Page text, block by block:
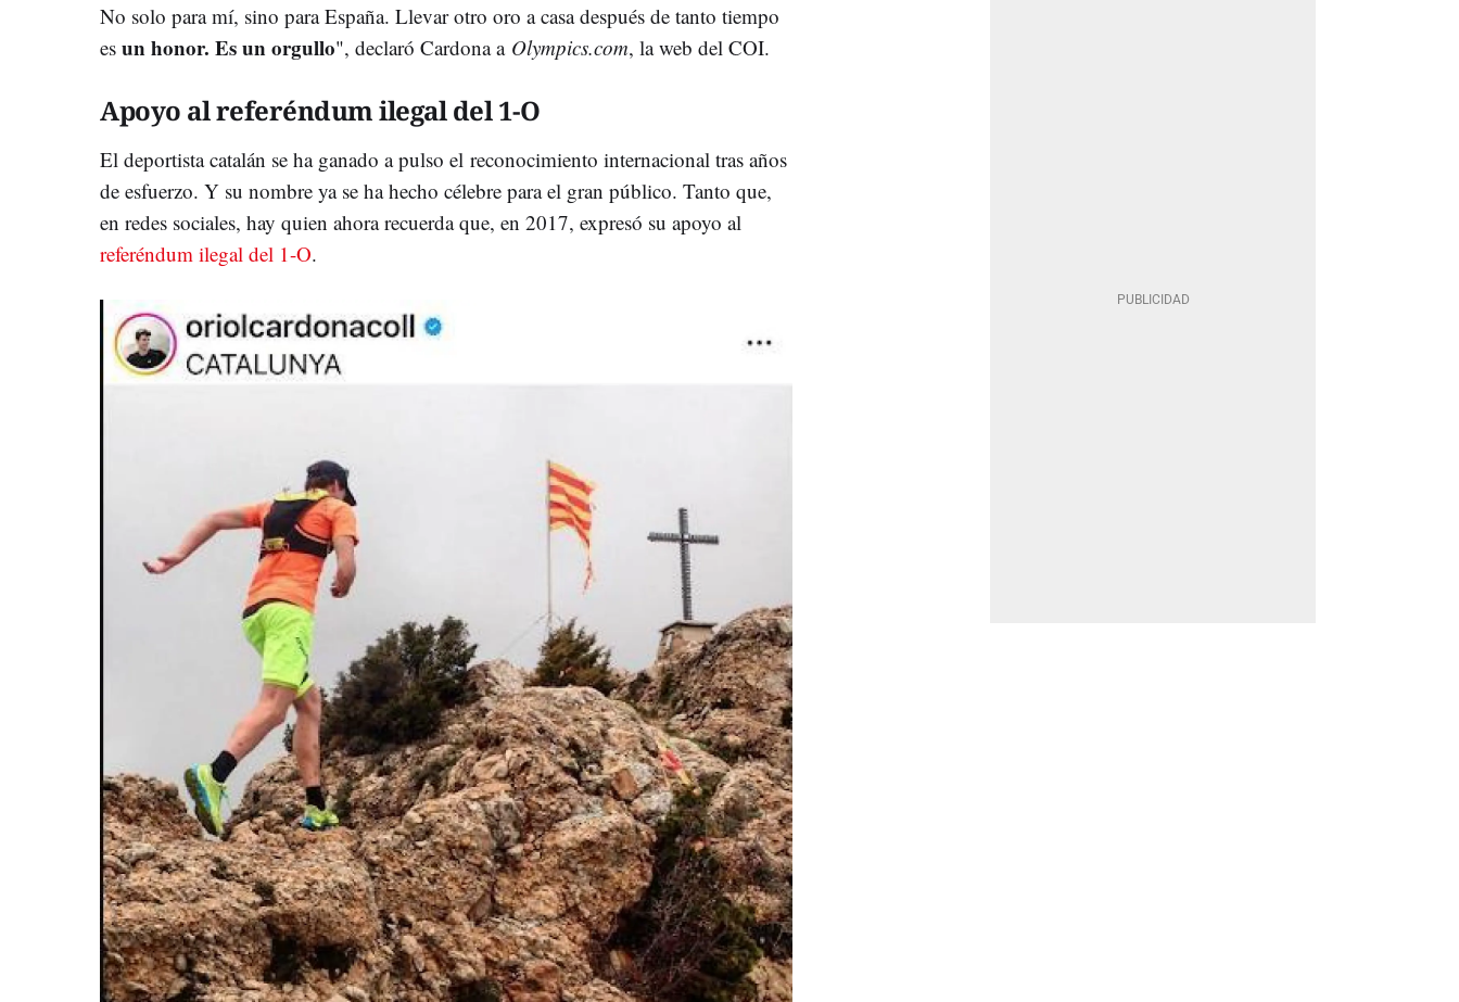
No solo para mí, sino para España. Llevar otro oro a casa después de tanto tiempo
es un honor. Es un orgullo", declaró Cardona a Olympics.com, la web del COI.
Apoyo al referéndum ilegal del 1-O
El deportista catalán se ha ganado a pulso el reconocimiento internacional tras años
de esfuerzo. Y su nombre ya se ha hecho célebre para el gran público. Tanto que,
en redes sociales, hay quien ahora recuerda que, en 2017, expresó su apoyo al
referéndum ilegal del 1-O.